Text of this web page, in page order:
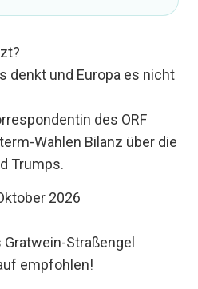
denkt und Europa es nicht
des ORF
Wahlen Bilanz über die
Trumps.
2026
Straßengel
empfohlen!